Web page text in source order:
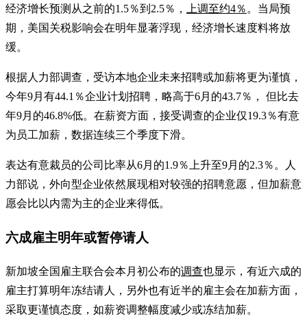
经济增长预测从之前的1.5％到2.5％， 上调至约4％ 。当局预
期，美国关税影响会在明年显著浮现，经济增长速度料将放
缓。
根据人力部调查，受访本地企业未来招聘或加薪将更为谨慎，
今年9月有44.1％企业计划招聘，略高于6月的43.7％， 但比去
年9月的46.8%低。在薪资方面，接受调查的企业仅19.3％有意
为员工加薪，数据连续三个季度下滑。
表达有意裁员的公司比率从6月的1.9％上升至9月的2.3％。人
力部说，外向型企业依然展现相对较强的招聘意愿，但加薪意
愿会比以内需为主的企业来得低。
六成雇主明年或暂停请人
新加坡全国雇主联合会本月初公布的调查也显示，有近六成的
雇主打算明年冻结请人，另外也有近半的雇主会在加薪方面，
采取更谨慎态度，如薪资调整幅度减少或冻结加薪。